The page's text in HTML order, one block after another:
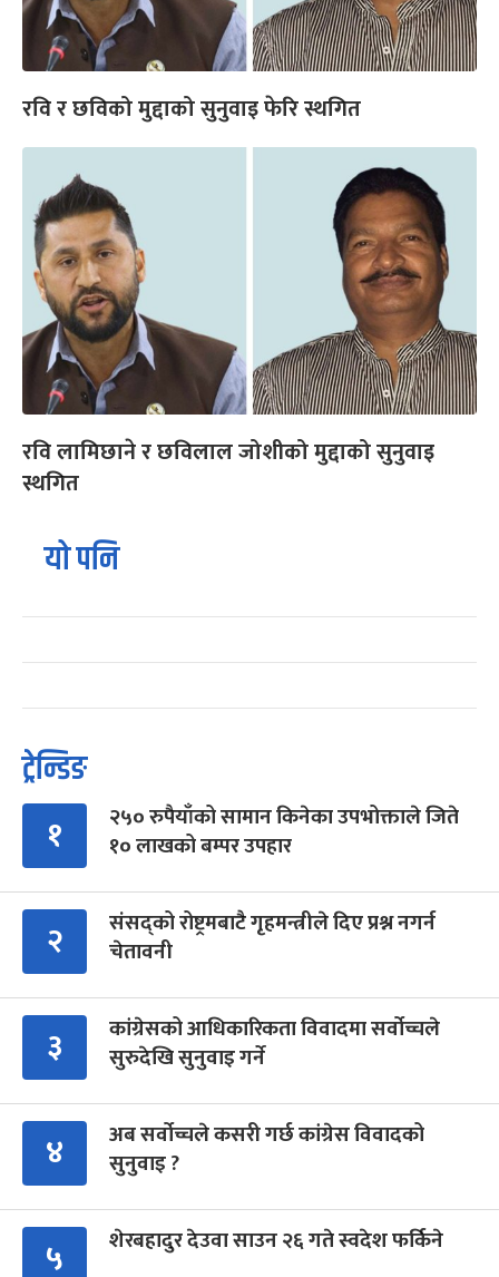
रवि र छविको मुद्दाको सुनुवाइ फेरि स्थगित
रवि लामिछाने र छविलाल जोशीको मुद्दाको सुनुवाइ
स्थगित
यो पनि
ट्रेन्डिङ
१
२५० रुपैयाँको सामान किनेका उपभोक्ताले जिते
१० लाखको बम्पर उपहार
२
संसद्को रोष्ट्रमबाटै गृहमन्त्रीले दिए प्रश्न नगर्न
चेतावनी
३
कांग्रेसको आधिकारिकता विवादमा सर्वोच्चले
सुरुदेखि सुनुवाइ गर्ने
४
अब सर्वोच्चले कसरी गर्छ कांग्रेस विवादको
सुनुवाइ ?
५ शेरबहादुर देउवा साउन २६ गते स्वदेश फर्किने